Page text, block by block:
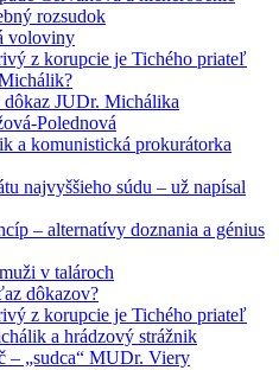
rozsudok
voloviny
z korupcie je Tichého priateľ
JUDr. Michálika
Polednová
a komunistická prokurátorka
najvyššieho súdu – už napísal
– alternatívy doznania a génius
v talároch
dôkazov?
z korupcie je Tichého priateľ
a hrádzový strážnik
– „sudca“ MUDr. Viery